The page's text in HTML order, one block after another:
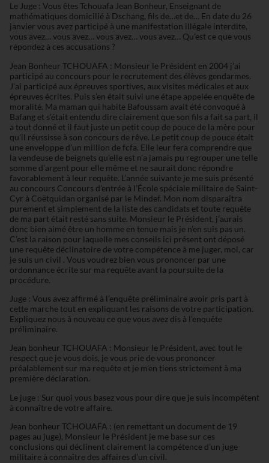
Le Juge : Vous êtes Tchouafa Jean Bonheur, Enseignant de
mathématiques domicilié à Dschang, fils de…et de… En date du 26
janvier vous avez participé à une manifestation illégale interdite,
vous avez… vous avez… vous avez… vous avez… Qu’est ce que vous
répondez à ces accusations ?
Jean Bonheur TCHOUAFA : Monsieur le Président en 2004 j’ai
participé au concours pour le recrutement des élèves gendarmes.
J’ai participé aux épreuves sportives, aux visites médicales et aux
épreuves écrites. Puis s’en était suivi une étape appelée enquête de
moralité. Ma maman qui habite Bafoussam avait été convoqué à
Bafang et s’était entendu dire clairement que son fils a fait sa part, il
a tout donné et il faut juste un petit coup de pouce de la mère pour
qu’il réussisse à son concours de rêve. Le petit coup de pouce était
une enveloppe d’un million de fcfa. Elle leur fera comprendre que
la vendeuse de beignets qu’elle est n’a jamais pu regrouper une telle
somme d’argent pour elle même et ne saurait donc répondre
favorablement à leur requête. L’année suivante je me suis présenté
au concours Concours d’entrée à l’École spéciale militaire de Saint-
Cyr à Coëtquidan organisé par le Mindef. Mon nom disparaîtra
purement et simplement de la liste des candidats et toute requête
de ma part était resté sans suite. Monsieur le Président, j’aurais
donc bien aimé être un homme en tenue mais je n’en suis pas un.
C’est la raison pour laquelle mes conseils ici présent ont déposé
une requête déclinatoire de votre compétence à me juger, moi, car
je suis un civil . Vous voudrez bien vous prononcer par une
ordonnance écrite sur ma requête avant la poursuite de la
procédure.
Juge : Vous avez affirmé à l’enquête préliminaire avoir pris part à
cette marche tout en expliquant les raisons de votre participation.
Expliquez nous à nouveau ce que vous avez dis à l’enquête
préliminaire.
Jean bonheur TCHOUAFA : Monsieur le Président, avec tout le
respect que je vous dois, je vous prie de vous prononcer
préalablement sur ma requête et je m’en tiens strictement à ma
première déclaration.
Le juge : Sur quoi vous basez vous pour dire que je suis incompétent
à connaître de votre affaire.
Jean bonheur TCHOUAFA : (en remettant un document de 19
pages au juge), Monsieur le Président je me base sur ces
conclusions qui déclinent clairement la compétence d’un juge
militaire à connaître des affaires d’un civil.